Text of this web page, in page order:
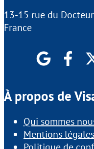
13-15 rue du
France
À propos de
Qui sommes
Mentions légales